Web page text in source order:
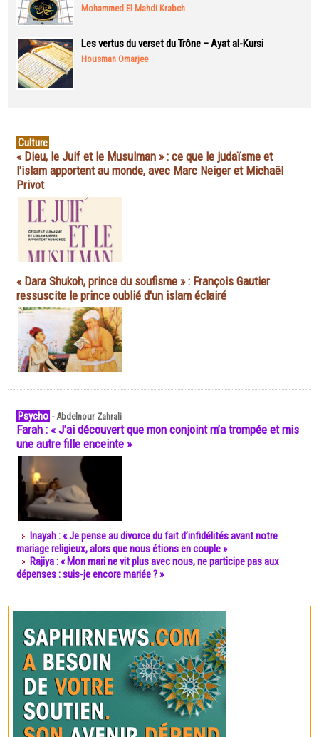
Mohammed El Mahdi Krabch
Les vertus du verset du Trône – Ayat al-Kursi
Housman Omarjee
Culture
« Dieu, le Juif et le Musulman » : ce que le judaïsme et
l'islam apportent au monde, avec Marc Neiger et Michaël
Privot
« Dara Shukoh, prince du soufisme » : François Gautier
ressuscite le prince oublié d'un islam éclairé
Psycho -Abdelnour Zahrali
Farah : « J’ai découvert que mon conjoint m’a trompée et mis
une autre fille enceinte »
Inayah : « Je pense au divorce du fait d’infidélités avant notre
mariage religieux, alors que nous étions en couple »
Rajiya : « Mon mari ne vit plus avec nous, ne participe pas aux
dépenses : suis-je encore mariée ? »